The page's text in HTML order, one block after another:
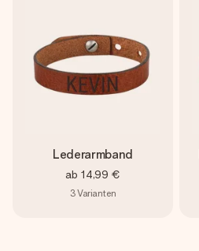
Lederarmband
ab 14,99 €
3Varianten